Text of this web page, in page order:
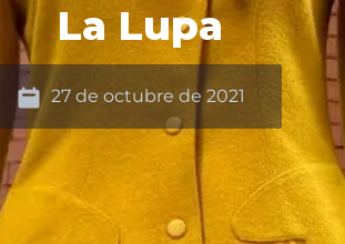
La Lupa
Date27 de octubre de 2021